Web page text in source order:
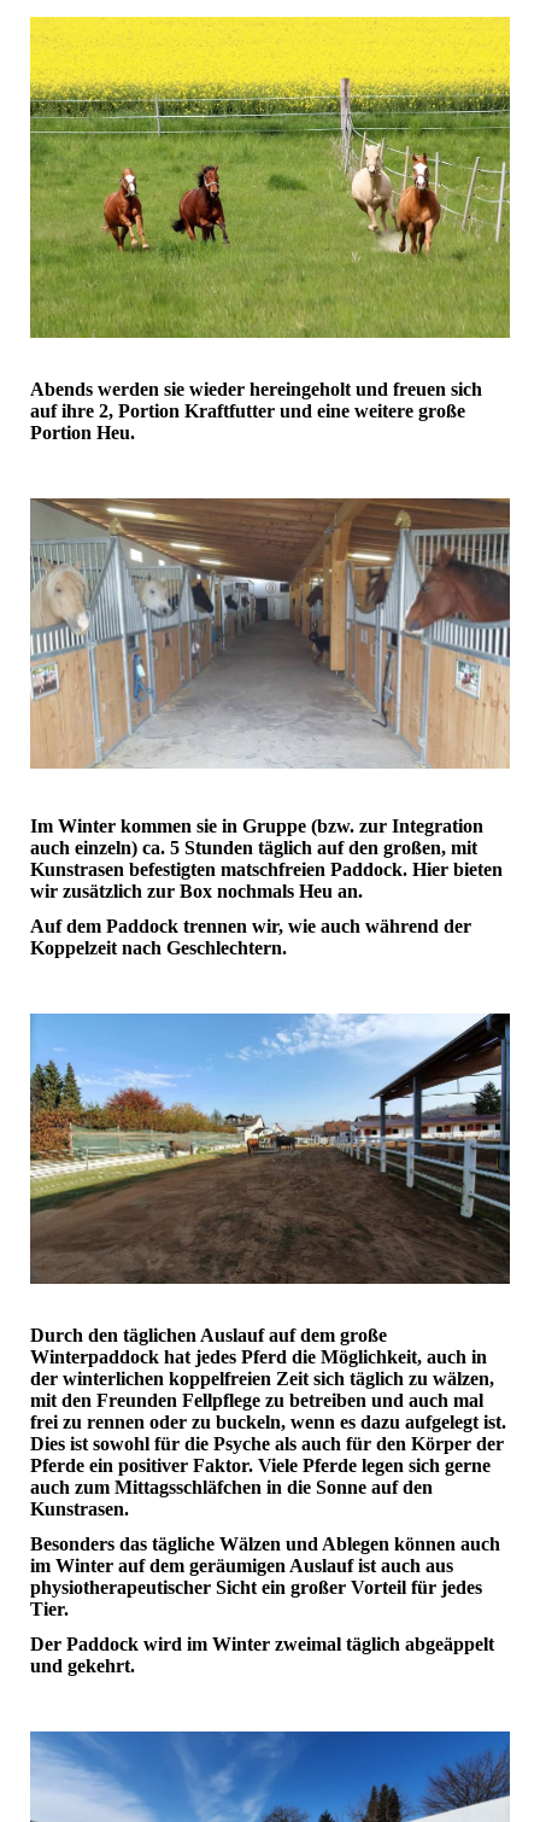
Abends werden sie wieder hereingeholt und freuen sich
auf ihre 2, Portion Kraftfutter und eine weitere große
Portion Heu.
Im Winter kommen sie in Gruppe (bzw. zur Integration
auch einzeln) ca. 5 Stunden täglich auf den großen, mit
Kunstrasen befestigten matschfreien Paddock. Hier bieten
wir zusätzlich zur Box nochmals Heu an.
Auf dem Paddock trennen wir, wie auch während der
Koppelzeit nach Geschlechtern.
Durch den täglichen Auslauf auf dem große
Winterpaddock hat jedes Pferd die Möglichkeit, auch in
der winterlichen koppelfreien Zeit sich täglich zu wälzen,
mit den Freunden Fellpflege zu betreiben und auch mal
frei zu rennen oder zu buckeln, wenn es dazu aufgelegt ist.
Dies ist sowohl für die Psyche als auch für den Körper der
Pferde ein positiver Faktor. Viele Pferde legen sich gerne
auch zum Mittagsschläfchen in die Sonne auf den
Kunstrasen.
Besonders das tägliche Wälzen und Ablegen können auch
im Winter auf dem geräumigen Auslauf ist auch aus
physiotherapeutischer Sicht ein großer Vorteil für jedes
Tier.
Der Paddock wird im Winter zweimal täglich abgeäppelt
und gekehrt.